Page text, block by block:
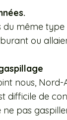
même
ou
nous, Nord-
difficile de
pas